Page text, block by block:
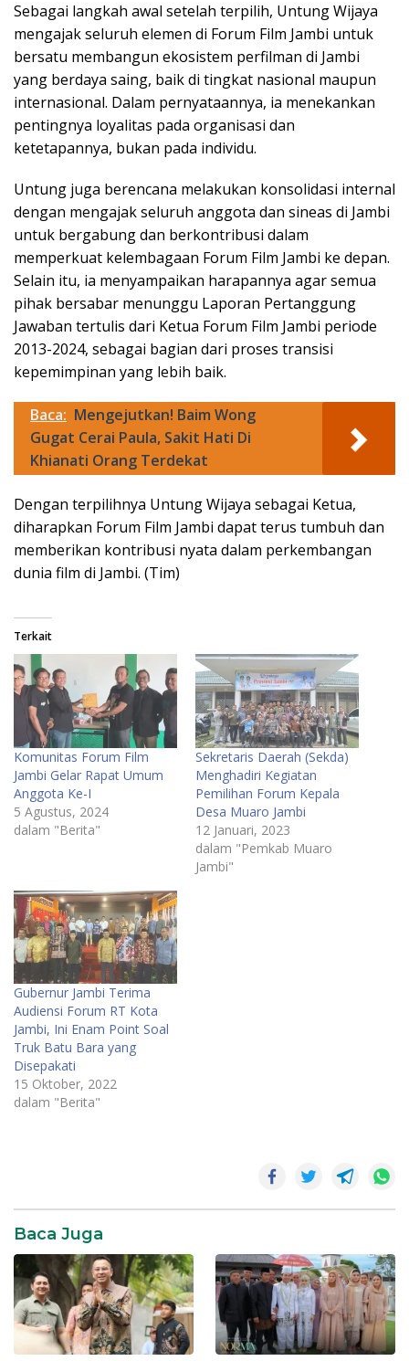
Sebagai langkah awal setelah terpilih, Untung Wijaya
mengajak seluruh elemen di Forum Film Jambi untuk
bersatu membangun ekosistem perfilman di Jambi
yang berdaya saing, baik di tingkat nasional maupun
internasional. Dalam pernyataannya, ia menekankan
pentingnya loyalitas pada organisasi dan
ketetapannya, bukan pada individu.
Untung juga berencana melakukan konsolidasi internal
dengan mengajak seluruh anggota dan sineas di Jambi
untuk bergabung dan berkontribusi dalam
memperkuat kelembagaan Forum Film Jambi ke depan.
Selain itu, ia menyampaikan harapannya agar semua
pihak bersabar menunggu Laporan Pertanggung
Jawaban tertulis dari Ketua Forum Film Jambi periode
2013-2024, sebagai bagian dari proses transisi
kepemimpinan yang lebih baik.
Baca: Mengejutkan! Baim Wong
Gugat Cerai Paula, Sakit Hati Di
Khianati Orang Terdekat
Dengan terpilihnya Untung Wijaya sebagai Ketua,
diharapkan Forum Film Jambi dapat terus tumbuh dan
memberikan kontribusi nyata dalam perkembangan
dunia film di Jambi. (Tim)
Terkait
Komunitas Forum Film
Jambi Gelar Rapat Umum
Anggota Ke-I
5 Agustus, 2024
dalam "Berita"
Sekretaris Daerah (Sekda)
Menghadiri Kegiatan
Pemilihan Forum Kepala
Desa Muaro Jambi
12 Januari, 2023
dalam "Pemkab Muaro
Jambi"
Gubernur Jambi Terima
Audiensi Forum RT Kota
Jambi, Ini Enam Point Soal
Truk Batu Bara yang
Disepakati
15 Oktober, 2022
dalam "Berita"
Baca Juga